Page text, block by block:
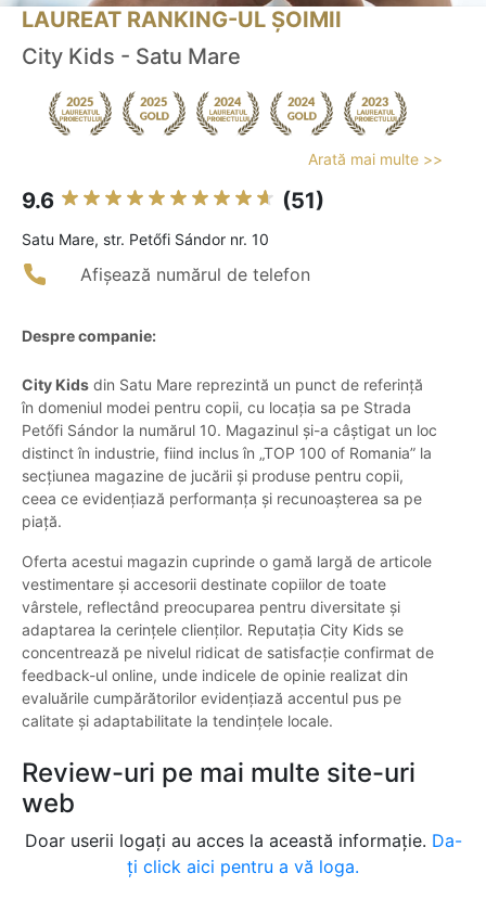
LAUREAT RANKING-UL ȘOIMII
City Kids - Satu Mare
Arată mai multe >>
9.6 (51)
Satu Mare, str. Petőfi Sándor nr. 10
Afișează numărul de telefon
Despre companie:
City Kids din Satu Mare reprezintă un punct de referință
în domeniul modei pentru copii, cu locația sa pe Strada
Petőfi Sándor la numărul 10. Magazinul și-a câștigat un loc
distinct în industrie, fiind inclus în „TOP 100 of Romania” la
secțiunea magazine de jucării și produse pentru copii,
ceea ce evidențiază performanța și recunoașterea sa pe
piață.
Oferta acestui magazin cuprinde o gamă largă de articole
vestimentare și accesorii destinate copiilor de toate
vârstele, reflectând preocuparea pentru diversitate și
adaptarea la cerințele clienților. Reputația City Kids se
concentrează pe nivelul ridicat de satisfacție confirmat de
feedback-ul online, unde indicele de opinie realizat din
evaluările cumpărătorilor evidențiază accentul pus pe
calitate și adaptabilitate la tendințele locale.
Review-uri pe mai multe site-uri
web
Doar userii logați au acces la această informație. Da-
ți click aici pentru a vă loga.